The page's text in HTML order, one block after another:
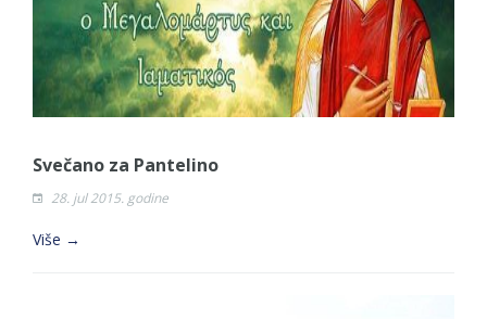
Svečano za Pantelino
28. jul 2015. godine
Više →